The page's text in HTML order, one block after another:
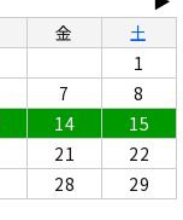
金
土
1
7
8
14
15
21
22
28
29